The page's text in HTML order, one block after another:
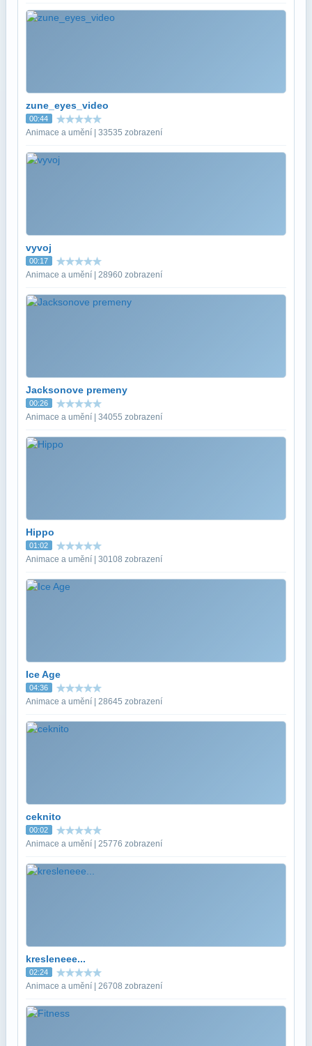
zune_eyes_video
00:44
Animace a umění | 33535 zobrazení
vyvoj
00:17
Animace a umění | 28960 zobrazení
Jacksonove premeny
00:26
Animace a umění | 34055 zobrazení
Hippo
01:02
Animace a umění | 30108 zobrazení
Ice Age
04:36
Animace a umění | 28645 zobrazení
ceknito
00:02
Animace a umění | 25776 zobrazení
kresleneee...
02:24
Animace a umění | 26708 zobrazení